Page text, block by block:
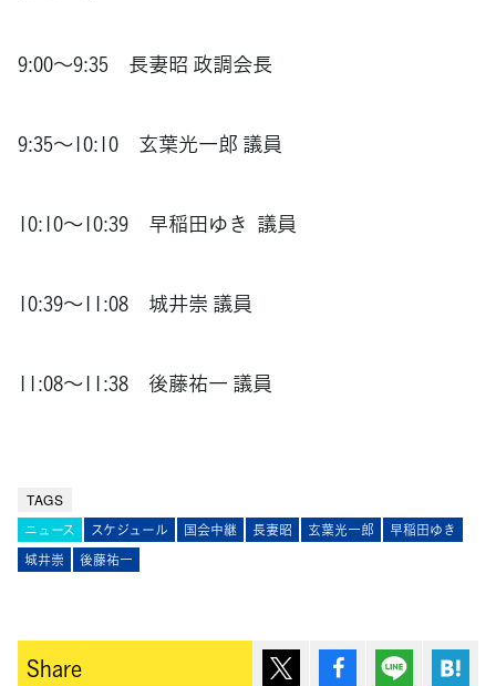
9:00～9:35 長妻昭 政調会長
9:35～10:10 玄葉光一郎 議員
10:10～10:39 早稲田ゆき 議員
10:39～11:08 城井崇 議員
11:08～11:38 後藤祐一 議員
TAGS
ニュース スケジュール 国会中継 長妻昭 玄葉光一郎
早稲田ゆき
城井崇
後藤祐一
Share ポスト シェア Lineで送